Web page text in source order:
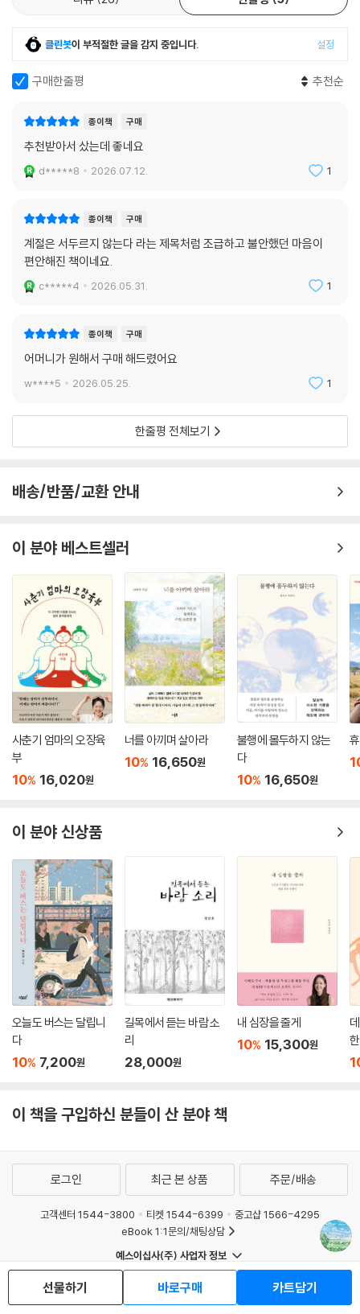
클린봇이 부적절한 글을 감지 중입니다. 설정
구매한줄평 추천순
종이책 구매
추천받아서 샀는데 좋네요
d*****8 2026.07.12. 1
종이책 구매
계절은 서두르지 않는다 라는 제목처럼 조급하고 불안했던 마음이
편안해진 책이네요.
c*****4 2026.05.31. 1
종이책 구매
어머니가 원해서 구매 해드렸어요
w****5 2026.05.25. 1
한줄평 전체보기
배송/반품/교환 안내
이 분야 베스트셀러
사춘기 엄마의 오장육
부
10% 16,020원
너를 아끼며 살아라
10% 16,650원
불행에 몰두하지 않는
다
10% 16,650원
이 분야 신상품
오늘도 버스는 달립니
다
10% 7,200원
길목에서 듣는 바람 소
리
28,000원
내 심장을 줄게
10% 15,300원
이 책을 구입하신 분들이 산 분야 책
선물하기 바로구매 카트담기
로그인 최근 본 상품 주문/배송
고객센터 1544-3800 티켓 1544-6399
중고샵 1566-4295
eBook 1:1문의/채팅상담
예스이십사(주) 사업자 정보
회사소개
거래처관계자께